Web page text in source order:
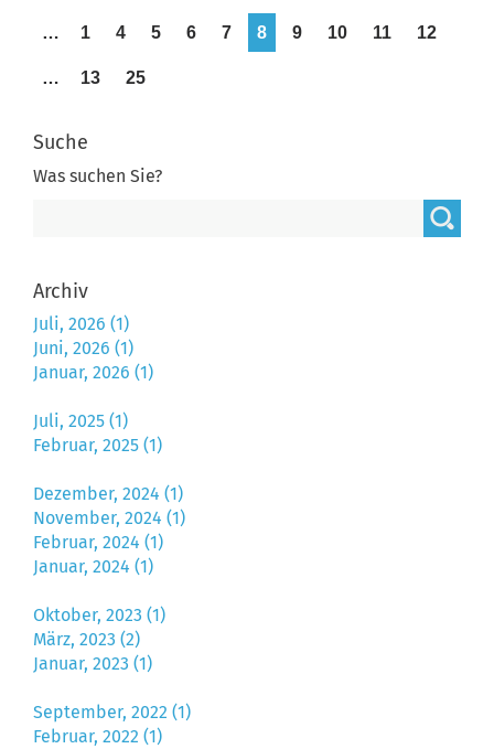
1
… 4 5 6 7 8 9 10 11 12
13
… 25
Suche
Was suchen Sie?
Archiv
Juli, 2026 (1)
Juni, 2026 (1)
Januar, 2026 (1)
Juli, 2025 (1)
Februar, 2025 (1)
Dezember, 2024 (1)
November, 2024 (1)
Februar, 2024 (1)
Januar, 2024 (1)
Oktober, 2023 (1)
März, 2023 (2)
Januar, 2023 (1)
September, 2022 (1)
Februar, 2022 (1)